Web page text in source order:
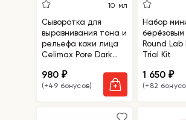
10 мл
Сыворотка для
выравнивания тона и
рельефа кожи лица
Celimax Pore Dark
Serum миниатюра
980₽
(+49 бонусов)
Набор
берёзовым
Round Lab Birch Juice
Trial Kit
1 650₽
(+82